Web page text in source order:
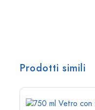
Prodotti simili